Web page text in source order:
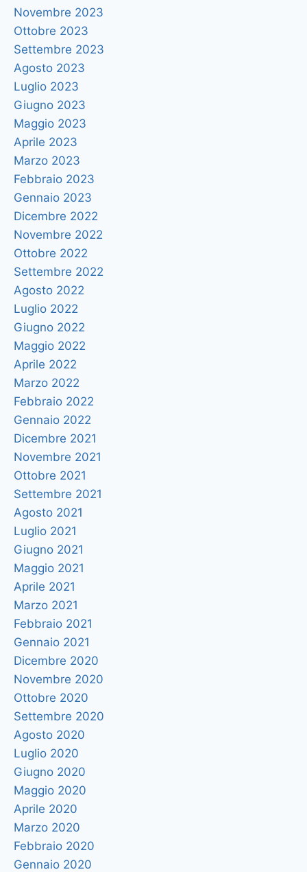
Novembre 2023
Ottobre 2023
Settembre 2023
Agosto 2023
Luglio 2023
Giugno 2023
Maggio 2023
Aprile 2023
Marzo 2023
Febbraio 2023
Gennaio 2023
Dicembre 2022
Novembre 2022
Ottobre 2022
Settembre 2022
Agosto 2022
Luglio 2022
Giugno 2022
Maggio 2022
Aprile 2022
Marzo 2022
Febbraio 2022
Gennaio 2022
Dicembre 2021
Novembre 2021
Ottobre 2021
Settembre 2021
Agosto 2021
Luglio 2021
Giugno 2021
Maggio 2021
Aprile 2021
Marzo 2021
Febbraio 2021
Gennaio 2021
Dicembre 2020
Novembre 2020
Ottobre 2020
Settembre 2020
Agosto 2020
Luglio 2020
Giugno 2020
Maggio 2020
Aprile 2020
Marzo 2020
Febbraio 2020
Gennaio 2020